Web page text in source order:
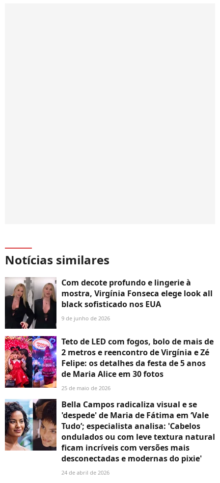
Notícias similares
Com decote profundo e lingerie à
mostra, Virgínia Fonseca elege look all
black sofisticado nos EUA
9 de junho de 2026
Teto de LED com fogos, bolo de mais de
2 metros e reencontro de Virgínia e Zé
Felipe: os detalhes da festa de 5 anos
de Maria Alice em 30 fotos
25 de maio de 2026
Bella Campos radicaliza visual e se
'despede' de Maria de Fátima em ‘Vale
Tudo’; especialista analisa: 'Cabelos
ondulados ou com leve textura natural
ficam incríveis com versões mais
desconectadas e modernas do pixie'
24 de abril de 2026